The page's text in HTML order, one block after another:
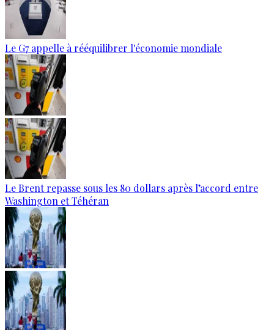
Le G7 appelle à rééquilibrer l'économie mondiale
Le Brent repasse sous les 80 dollars après l’accord entre
Washington et Téhéran